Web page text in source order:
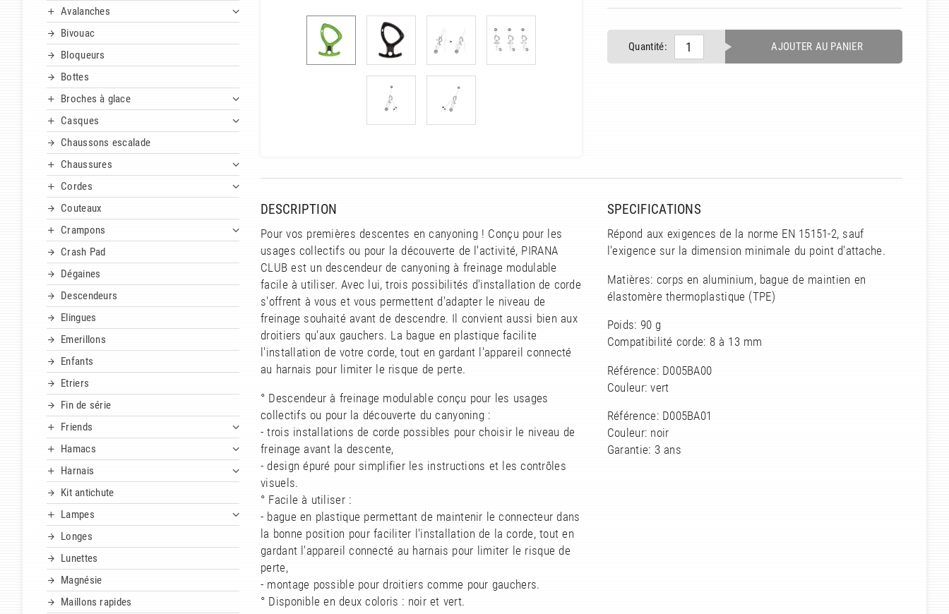
Avalanches
Bivouac
Bloqueurs
Bottes
Broches à glace
Casques
Chaussons escalade
Chaussures
Cordes
Couteaux
Crampons
Crash Pad
Dégaines
Descendeurs
Elingues
Emerillons
Enfants
Etriers
Fin de série
Friends
Hamacs
Harnais
Kit antichute
Lampes
Longes
Lunettes
Magnésie
Maillons rapides
Quantité: AJOUTER AU PANIER
DESCRIPTION
Pour vos premières descentes en canyoning ! Conçu pour les
usages collectifs ou pour la découverte de l'activité, PIRANA
CLUB est un descendeur de canyoning à freinage modulable
facile à utiliser. Avec lui, trois possibilités d'installation de corde
s'offrent à vous et vous permettent d'adapter le niveau de
freinage souhaité avant de descendre. Il convient aussi bien aux
droitiers qu'aux gauchers. La bague en plastique facilite
l'installation de votre corde, tout en gardant l'appareil connecté
au harnais pour limiter le risque de perte.
° Descendeur à freinage modulable conçu pour les usages
collectifs ou pour la découverte du canyoning :
- trois installations de corde possibles pour choisir le niveau de
freinage avant la descente,
- design épuré pour simplifier les instructions et les contrôles
visuels.
° Facile à utiliser :
- bague en plastique permettant de maintenir le connecteur dans
la bonne position pour faciliter l'installation de la corde, tout en
gardant l'appareil connecté au harnais pour limiter le risque de
perte,
- montage possible pour droitiers comme pour gauchers.
° Disponible en deux coloris : noir et vert.
SPECIFICATIONS
Répond aux exigences de la norme EN 15151-2, sauf
l'exigence sur la dimension minimale du point d'attache.
Matières: corps en aluminium, bague de maintien en
élastomère thermoplastique (TPE)
Poids: 90 g
Compatibilité corde: 8 à 13 mm
Référence: D005BA00
Couleur: vert
Référence: D005BA01
Couleur: noir
Garantie: 3 ans